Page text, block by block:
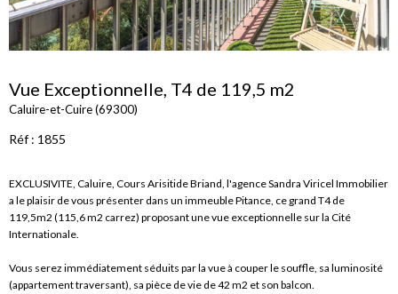
Vue Exceptionnelle, T4 de 119,5 m2
Caluire-et-Cuire (69300)
Réf : 1855
EXCLUSIVITE, Caluire, Cours Arisitide Briand, l'agence Sandra Viricel Immobilier
a le plaisir de vous présenter dans un immeuble Pitance, ce grand T4 de
119,5m2 (115,6 m2 carrez) proposant une vue exceptionnelle sur la Cité
Internationale.
Vous serez immédiatement séduits par la vue à couper le souffle, sa luminosité
(appartement traversant), sa pièce de vie de 42 m2 et son balcon.